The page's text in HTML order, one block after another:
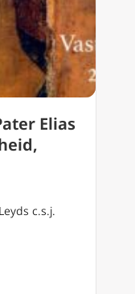
Elias
c.s.j.
(17): Pater Elias c.s.j.